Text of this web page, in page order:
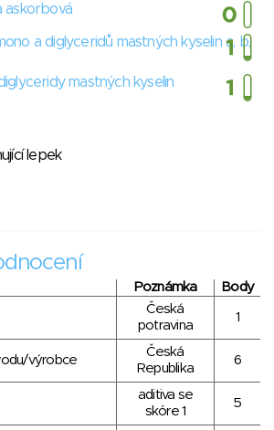
askorbová
a diglyceridů mastných kyselin a, b,
mastných kyselin
lepek
Poznámka Body
Česká
potravina
1
výrobce
Česká
Republika
6
aditiva se
skóre 1
5